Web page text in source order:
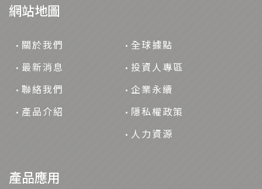
網站地圖
關於我們
最新消息
聯絡我們
產品介紹
全球據點
投資人專區
企業永續
隱私權政策
人力資源
產品應用